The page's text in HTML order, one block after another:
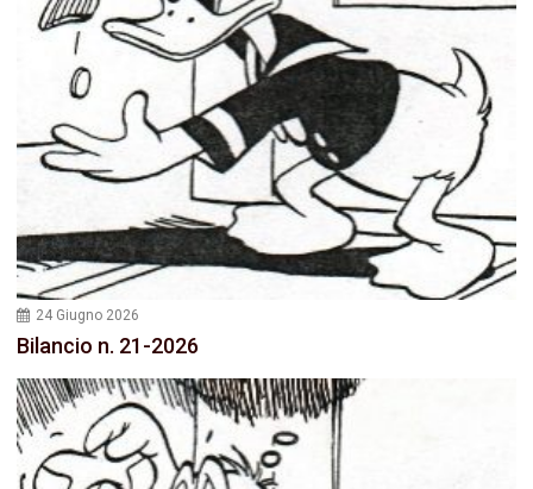
24 Giugno 2026
Bilancio n. 21-2026